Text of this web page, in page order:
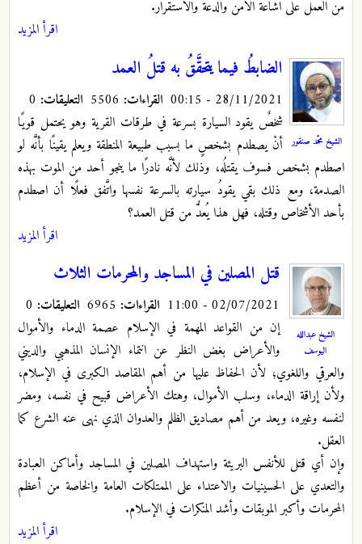
من العمل على اشاعة الأمن والدعة والاستقرار.
اقرأ المزيد
الشيخ محمّد صنقور
الضابطُ فيما يتحقَّقُ به قتلُ العمد
28/11/2021 - 00:15 القراءات: التعليقات:
شخصٌ يقود السيارة بسرعة في طرقات القرية وهو يحتمل قويًا
أنْ يصطدم بشخصٍ ما بسبب طبيعة المنطقة ويعلم يقينًا بأنَّه لو
اصطدم بشخص فسوف يقتلُه، وذلك لأنَّه نادرًا ما ينجو أحد من الموت بهذه
الصدمة، ومع ذلك بقي يقودُ سيارته بالسرعة نفسها واتَّفق فعلًا أن اصطدم
بأحد الأشخاص وقتله، فهل هذا يُعدُّ من قتل العمد؟
اقرأ المزيد
الشيخ عبدالله
اليوسف
قتل المصلين في المساجد والمحرمات الثلاث
02/07/2021 - 11:00 القراءات: التعليقات:
إن من القواعد المهمة في الإسلام عصمة الدماء والأموال
والأعراض بغض النظر عن انتماء الإنسان المذهبي والديني
والعرقي واللغوي؛ لأن الحفاظ عليها من أهم المقاصد الكبرى في الإسلام،
ولأن إراقة الدماء، وسلب الأموال، وهتك الأعراض قبيح في نفسه، ومضر
لنفسه وغيره، ويعد من أهم مصاديق الظلم والعدوان الذي نهى عنه الشرع كما
العقل.
وإن أي قتل للأنفس البريئة واستهداف المصلين في المساجد وأماكن العبادة
والتعدي على الحسينيات والاعتداء على الممتلكات العامة والخاصة من أعظم
المحرمات وأكبر الموبقات وأشد المنكرات في الإسلام.
اقرأ المزيد